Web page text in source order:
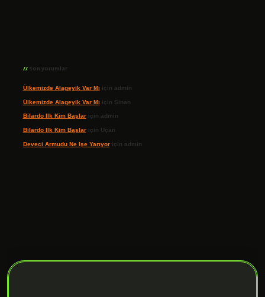
Son yorumlar
Ülkemizde Alageyik Var Mı için admin
Ülkemizde Alageyik Var Mı için Sinan
Bilardo Ilk Kim Başlariçin admin
Bilardo Ilk Kim Başlariçin Uçan
Deveci Armudu Ne Işe Yarıyoriçin admin